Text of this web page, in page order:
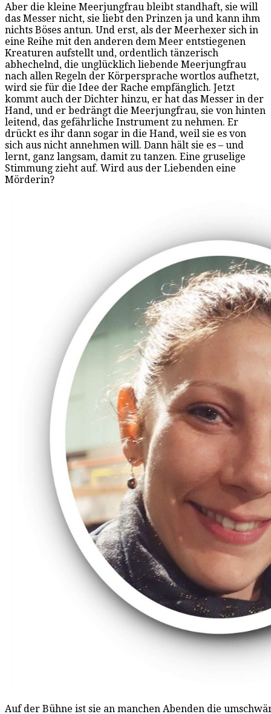
Aber die kleine Meerjungfrau bleibt standhaft, sie will
das Messer nicht, sie liebt den Prinzen ja und kann ihm
nichts Böses antun. Und erst, als der Meerhexer sich in
eine Reihe mit den anderen dem Meer entstiegenen
Kreaturen aufstellt und, ordentlich tänzerisch
abhechelnd, die unglücklich liebende Meerjungfrau
nach allen Regeln der Körpersprache wortlos aufhetzt,
wird sie für die Idee der Rache empfänglich. Jetzt
kommt auch der Dichter hinzu, er hat das Messer in der
Hand, und er bedrängt die Meerjungfrau, sie von hinten
leitend, das gefährliche Instrument zu nehmen. Er
drückt es ihr dann sogar in die Hand, weil sie es von
sich aus nicht annehmen will. Dann hält sie es – und
lernt, ganz langsam, damit zu tanzen. Eine gruselige
Stimmung zieht auf. Wird aus der Liebenden eine
Mörderin?
Auf der Bühne ist sie an manchen Abenden die